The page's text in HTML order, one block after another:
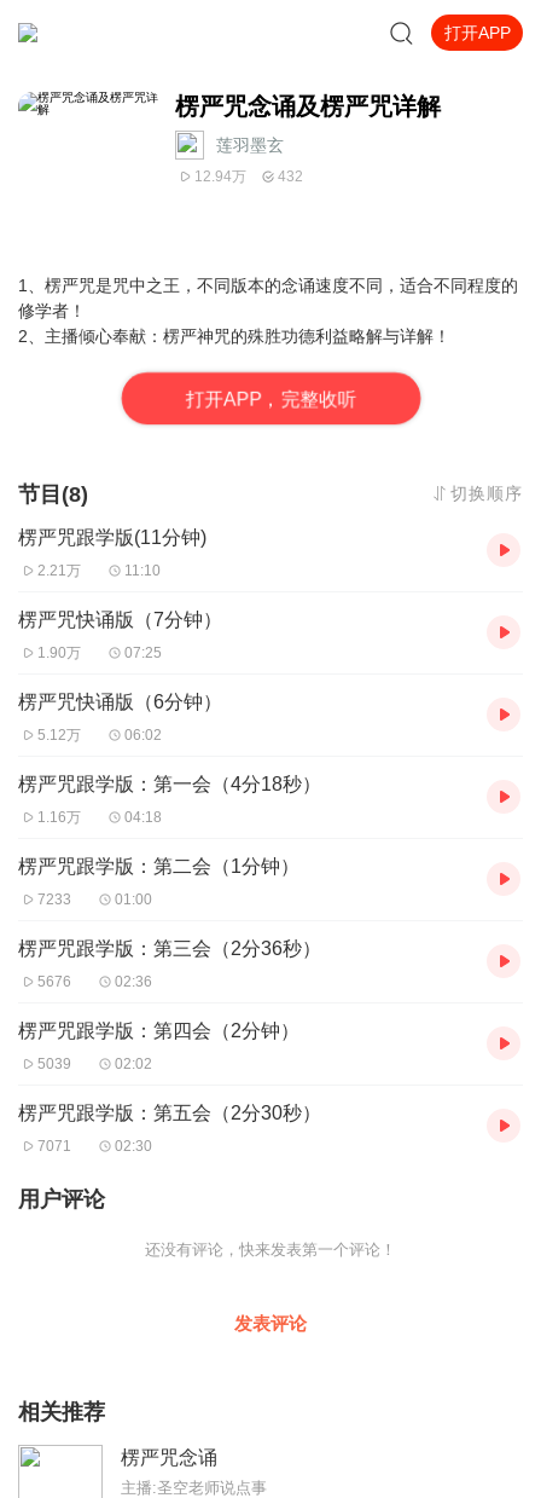
打开APP
楞严咒念诵及楞严咒详解
莲羽墨玄
12.94万 432
1、楞严咒是咒中之王，不同版本的念诵速度不同，适合不同程度的
修学者！
2、主播倾心奉献：楞严神咒的殊胜功德利益略解与详解！
打开APP，完整收听
节目(8) 切换顺序
楞严咒跟学版(11分钟)
2.21万 11:10
楞严咒快诵版（7分钟）
1.90万 07:25
楞严咒快诵版（6分钟）
5.12万 06:02
楞严咒跟学版：第一会（4分18秒）
1.16万 04:18
楞严咒跟学版：第二会（1分钟）
7233 01:00
楞严咒跟学版：第三会（2分36秒）
5676 02:36
楞严咒跟学版：第四会（2分钟）
5039 02:02
楞严咒跟学版：第五会（2分30秒）
7071 02:30
用户评论
还没有评论，快来发表第一个评论！
发表评论
相关推荐
楞严咒念诵
主播:圣空老师说点事